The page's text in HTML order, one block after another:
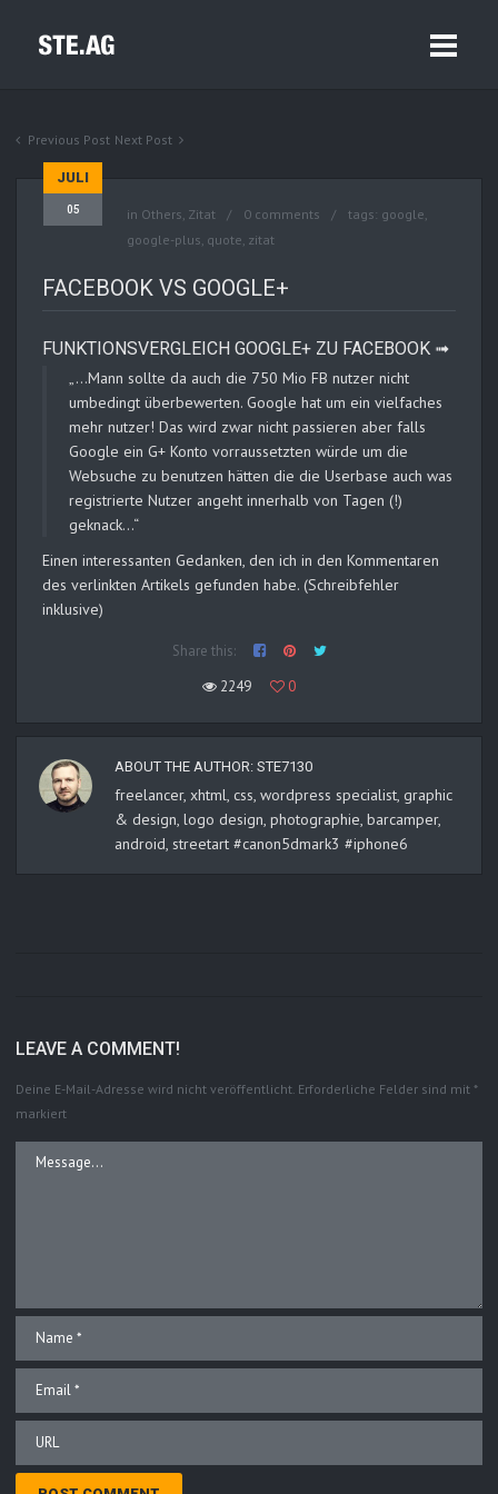
Previous Post Next Post
JULI
05 in Others, Zitat 0 comments tags: google,
google-plus, quote, zitat
FACEBOOK VS GOOGLE+
FUNKTIONSVERGLEICH GOOGLE+ ZU FACEBOOK ➟
„…Mann sollte da auch die 750 Mio FB nutzer nicht
umbedingt überbewerten. Google hat um ein vielfaches
mehr nutzer! Das wird zwar nicht passieren aber falls
Google ein G+ Konto vorraussetzten würde um die
Websuche zu benutzen hätten die die Userbase auch was
registrierte Nutzer angeht innerhalb von Tagen (!)
geknack…“
Einen interessanten Gedanken, den ich in den Kommentaren
des verlinkten Artikels gefunden habe. (Schreibfehler
inklusive)
Share this:
2249
0
ABOUT THE AUTHOR: STE7130
freelancer, xhtml, css, wordpress specialist, graphic
& design, logo design, photographie, barcamper,
android, streetart #canon5dmark3 #iphone6
LEAVE A COMMENT!
Deine E-Mail-Adresse wird nicht veröffentlicht. Erforderliche Felder sind mit *
markiert